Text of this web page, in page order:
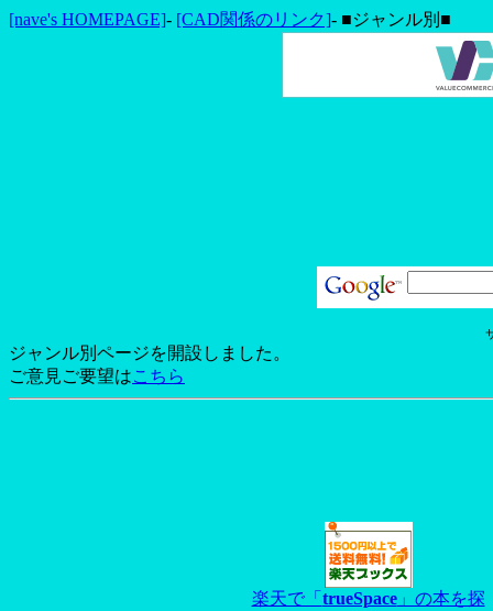
[nave's HOMEPAGE]- [CAD関係のリンク]- ■ジャンル別■
ジャンル別ページを開設しました。
ご意見ご要望はこちら
楽天で「 trueSpace」の本を探